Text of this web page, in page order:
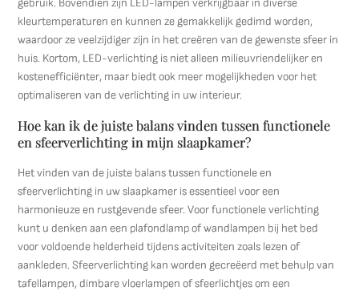
gebruik. Bovendien zijn LED-lampen verkrijgbaar in diverse
kleurtemperaturen en kunnen ze gemakkelijk gedimd worden,
waardoor ze veelzijdiger zijn in het creëren van de gewenste sfeer in
huis. Kortom, LED-verlichting is niet alleen milieuvriendelijker en
kostenefficiënter, maar biedt ook meer mogelijkheden voor het
optimaliseren van de verlichting in uw interieur.
Hoe kan ik de juiste balans vinden tussen functionele
en sfeerverlichting in mijn slaapkamer?
Het vinden van de juiste balans tussen functionele en
sfeerverlichting in uw slaapkamer is essentieel voor een
harmonieuze en rustgevende sfeer. Voor functionele verlichting
kunt u denken aan een plafondlamp of wandlampen bij het bed
voor voldoende helderheid tijdens activiteiten zoals lezen of
aankleden. Sfeerverlichting kan worden gecreëerd met behulp van
tafellampen, dimbare vloerlampen of sfeerlichtjes om een